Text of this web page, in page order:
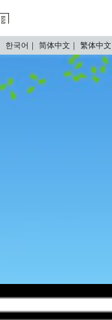
한국어 简体中文 繁体中文